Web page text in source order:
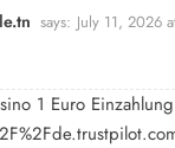
says: July 11, 2026
1 Euro Einzahlung